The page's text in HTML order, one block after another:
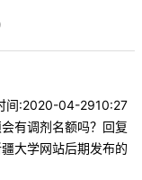
间:2020-04-2910:27
有调剂名额吗？回复
大学网站后期发布的